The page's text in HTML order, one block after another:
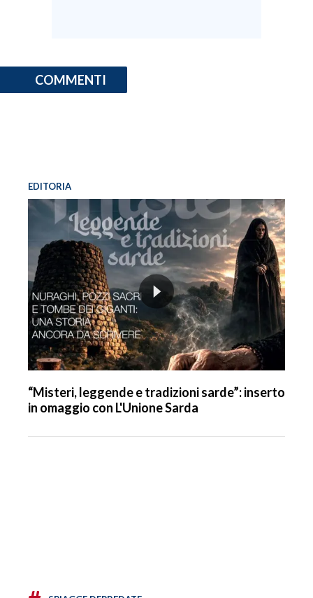
COMMENTI
EDITORIA
“Misteri, leggende e tradizioni sarde”: inserto
in omaggio con L'Unione Sarda